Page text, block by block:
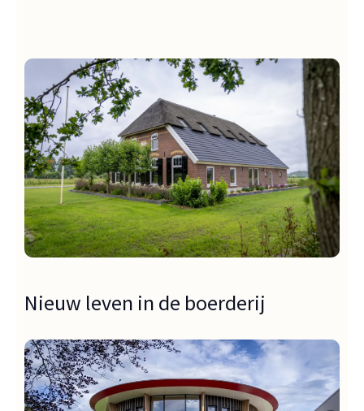
Nieuw leven in de boerderij